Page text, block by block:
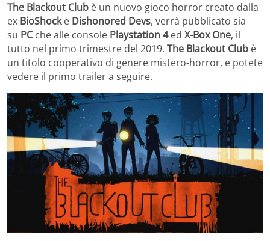
The Blackout Club è un nuovo gioco horror creato dalla
ex BioShocke Dishonored Devs, verrà pubblicato sia
su PCche alle console Playstation 4ed X-Box One, il
tutto nel primo trimestre del 2019. The Blackout Club è
un titolo cooperativo di genere mistero-horror, e potete
vedere il primo trailer a seguire.